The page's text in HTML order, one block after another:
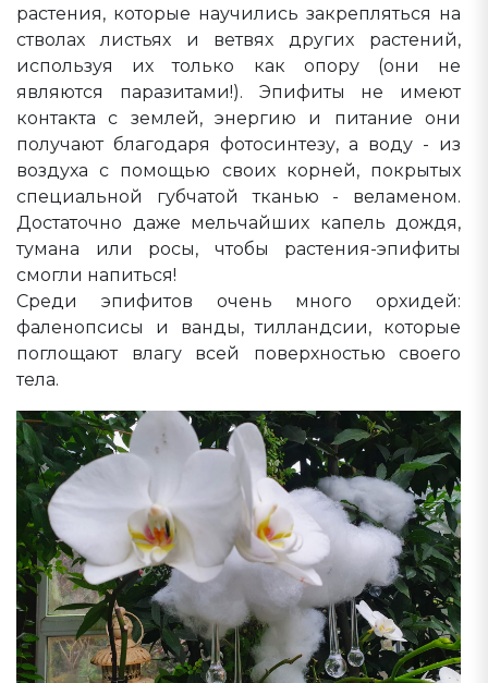
растения, которые научились закрепляться на
стволах листьях и ветвях других растений,
используя их только как опору (они не
являются паразитами!). Эпифиты не имеют
контакта с землей, энергию и питание они
получают благодаря фотосинтезу, а воду - из
воздуха с помощью своих корней, покрытых
специальной губчатой тканью - веламеном.
Достаточно даже мельчайших капель дождя,
тумана или росы, чтобы растения-эпифиты
смогли напиться!
Среди эпифитов очень много орхидей:
фаленопсисы и ванды, тилландсии, которые
поглощают влагу всей поверхностью своего
тела.